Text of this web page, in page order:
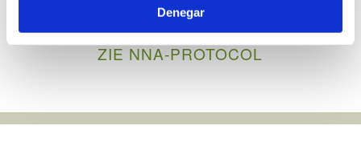
Denegar
ZIE NNA-PROTOCOL